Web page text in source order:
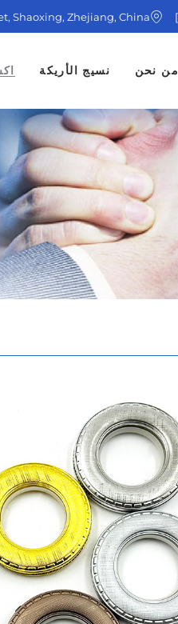
Shaoxing, Zhejiang, China
من نحن نسيج الأريكة